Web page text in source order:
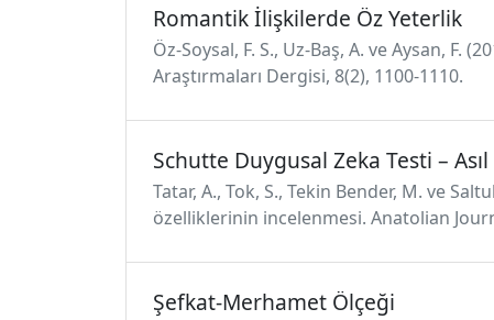
Romantik İlişkilerde Öz Yeterlik
Öz-Soysal, F. S., Uz-Baş, A. ve Aysan, F.
Araştırmaları Dergisi, 8(2), 1100-1110.
Schutte Duygusal Zeka Testi –
Tatar, A., Tok, S., Tekin Bender, M. ve
özelliklerinin incelenmesi. Anatolian
Şefkat-Merhamet Ölçeği